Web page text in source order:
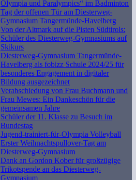
Olympia und Paralympics“ im Badminton
Tag der offenen Tür am Diesterweg-
Gymnasium Tangermünde-Havelberg
Von der Altmark auf die Pisten Südtirols:
Schüler des Diesterweg-Gymnasiums auf
Skikurs
Diesterweg-Gymnasium Tangermünde-
Havelberg als fobizz Schule 2024/25 für
besonderes Engagement in digitaler
Bildung ausgezeichnet
Verabschiedung von Frau Buchmann und
Frau Mewes: Ein Dankeschön für die
gemeinsamen Jahre
Schüler der 11. Klasse zu Besuch im
Bundestag
Jugend-trainiert-für-Olympia Volleyball
Erster Weihnachtspullover-Tag am
Diesterweg-Gymnasium
Dank an Gordon Kober für großzügige
Trikotspende an das Diesterweg-
Gymnasium